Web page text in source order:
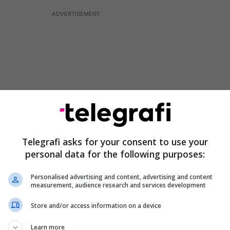
Racing Santander, Real Betis, Las Palmas,
Telegrafi asks for your consent to use your
personal data for the following purposes:
Personalised advertising and content, advertising and content
measurement, audience research and services development
Store and/or access information on a device
Learn more